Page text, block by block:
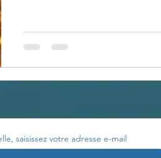
saisissez votre adresse e-mail